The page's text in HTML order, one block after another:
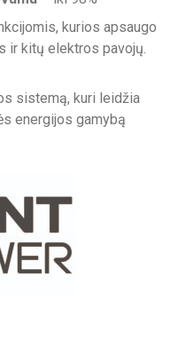
kurios apsaugo
ir kitų elektros pavojų.
sistemą, kuri leidžia
energijos gamybą